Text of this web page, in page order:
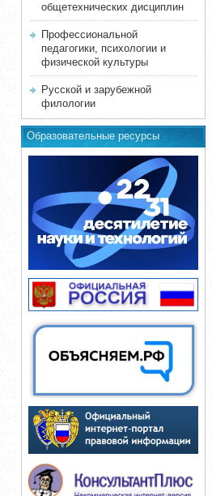
общетехнических дисциплин
Профессиональной
педагогики, психологии и
физической культуры
Русской и зарубежной
филологии
Образовательные ресурсы